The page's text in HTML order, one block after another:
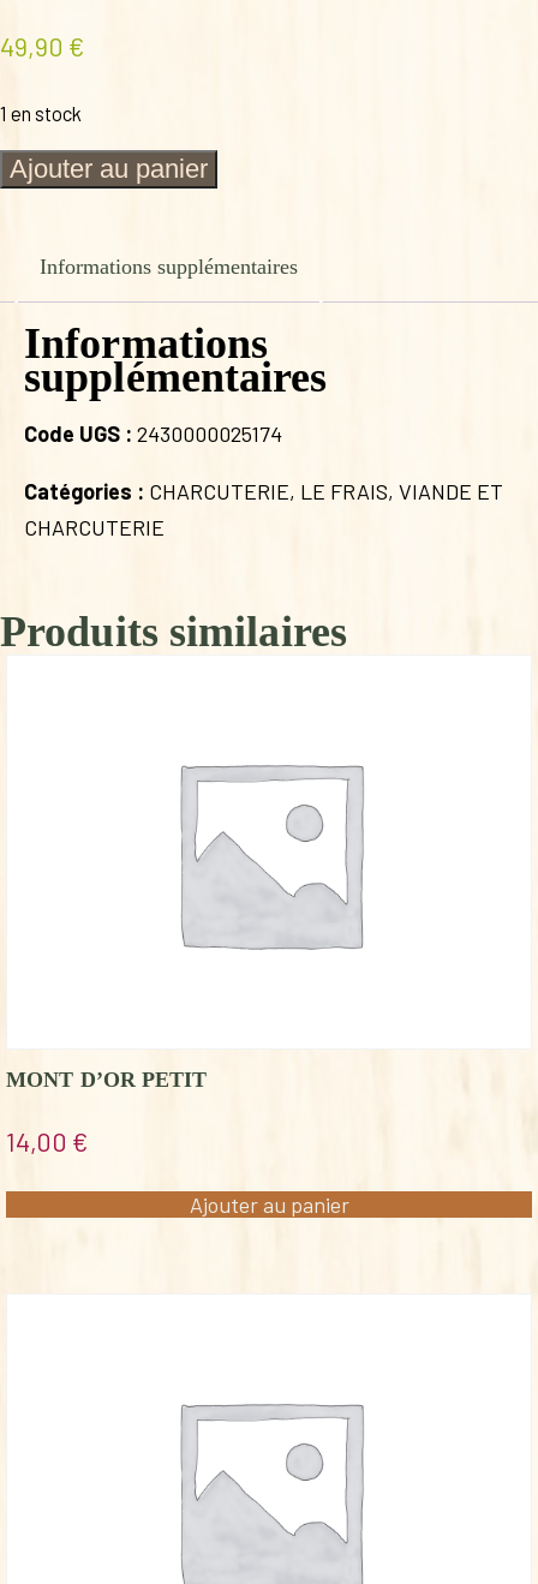
49,90 €
1 en stock
quantité
de
Ajouter au panier
Informations supplémentaires
Informations
supplémentaires
Code UGS : 2430000025174
Catégories : CHARCUTERIE, LE FRAIS, VIANDE ET
CHARCUTERIE
Produits similaires
MONT D’OR PETIT
14,00 €
Ajouter au panier